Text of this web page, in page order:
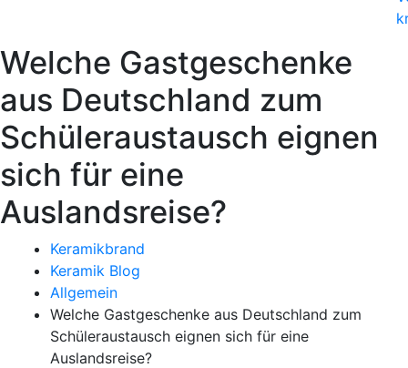
Welche Gastgeschenke
aus Deutschland zum
Schüleraustausch eignen
sich für eine
Auslandsreise?
Keramikbrand
Keramik Blog
Allgemein
Welche Gastgeschenke aus Deutschland zum
Schüleraustausch eignen sich für eine
Auslandsreise?